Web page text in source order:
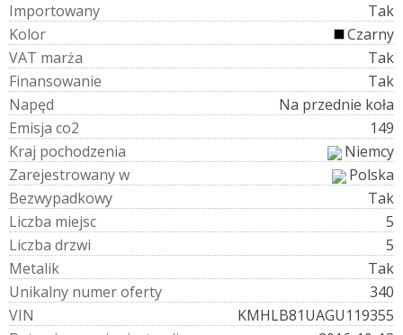
Importowany
Tak
Kolor
Czarny
VAT marża
Tak
Finansowanie
Tak
Napęd
Na przednie koła
Emisja co2
149
Kraj pochodzenia
Niemcy
Zarejestrowanyw
Polska
Bezwypadkowy
Tak
Liczba miejsc
5
Liczba drzwi
5
Metalik
Tak
Unikalny numeroferty
340
VIN
KMHLB81UAGU119355